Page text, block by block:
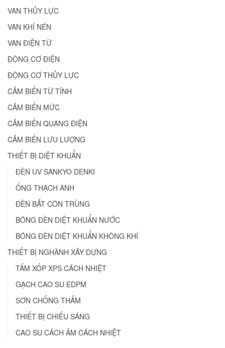
VAN THỦY LỰC
VAN KHÍ NÉN
VAN ĐIỆN TỪ
ĐỘNG CƠ ĐIỆN
ĐỘNG CƠ THỦY LỰC
CẢM BIẾN TỪ TÍNH
CẢM BIẾN MỨC
CẢM BIẾN QUANG ĐIỆN
CẢM BIẾN LƯU LƯỢNG
THIẾT BỊ DIỆT KHUẨN
ĐÈN UV SANKYO DENKI
ỐNG THẠCH ANH
ĐÈN BẮT CÔN TRÙNG
BÓNG ĐÈN DIỆT KHUẨN NƯỚC
BÓNG ĐÈN DIỆT KHUẨN KHÔNG KHÍ
THIẾT BỊ NGHÀNH XÂY DỰNG
TẤM XỐP XPS CÁCH NHIỆT
GẠCH CAO SU EDPM
SƠN CHỐNG THẤM
THIẾT BỊ CHIẾU SÁNG
CAO SU CÁCH ÂM CÁCH NHIỆT